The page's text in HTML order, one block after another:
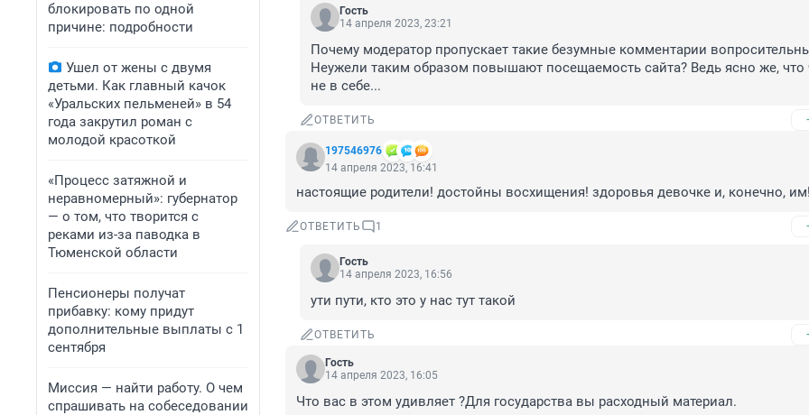
блокировать по одной
причине: подробности
Ушел от жены с двумя
детьми. Как главный качок
«Уральских пельменей» в 54
года закрутил роман с
молодой красоткой
«Процесс затяжной и
неравномерный»: губернатор
— о том, что творится с
реками из-за паводка в
Тюменской области
Пенсионеры получат
прибавку: кому придут
дополнительные выплаты с 1
сентября
Миссия — найти работу. О чем
спрашивать на собеседовании
Гость
14 апреля 2023, 23:21
Почему модератор пропускает такие безумные комментарии
Неужели таким образом повышают посещаемость сайта? Ведь ясно же, что
не в себе...
ОТВЕТИТЬ
197546976
14 апреля 2023, 16:41
настоящие родители! достойны восхищения! здоровья девочке и, конечно, им!
ОТВЕТИТЬ 1
Гость
14 апреля 2023, 16:56
ути пути, кто это у нас тут такой
ОТВЕТИТЬ
Гость
14 апреля 2023, 16:05
Что вас в этом удивляет ?Для государства вы расходный материал.